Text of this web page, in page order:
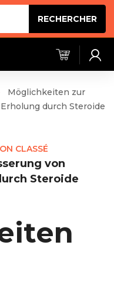
RECHERCHER
Möglichkeiten zur
durch Steroide
CLASSÉ
von
Steroide